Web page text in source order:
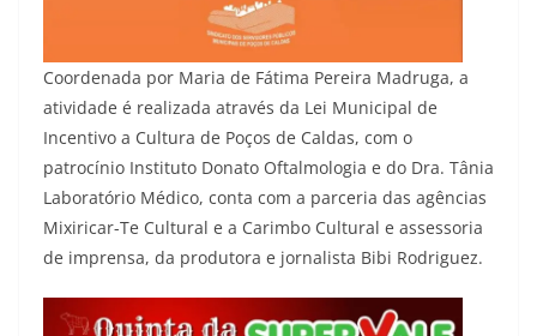
Coordenada por Maria de Fátima Pereira Madruga, a
atividade é realizada através da Lei Municipal de
Incentivo a Cultura de Poços de Caldas, com o
patrocínio Instituto Donato Oftalmologia e do Dra. Tânia
Laboratório Médico, conta com a parceria das agências
Mixiricar-Te Cultural e a Carimbo Cultural e assessoria
de imprensa, da produtora e jornalista Bibi Rodriguez.